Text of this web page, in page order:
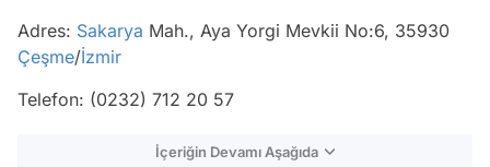
Adres: Sakarya Mah., Aya Yorgi Mevkii No:6, 35930
Çeşme/İzmir
Telefon: (0232) 712 20 57
İçeriğin Devamı Aşağıda